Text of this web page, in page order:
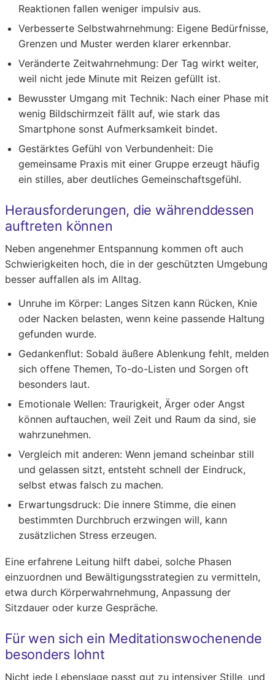
Reaktionen fallen weniger impulsiv aus.
Verbesserte Selbstwahrnehmung: Eigene Bedürfnisse,
Grenzen und Muster werden klarer erkennbar.
Veränderte Zeitwahrnehmung: Der Tag wirkt weiter,
weil nicht jede Minute mit Reizen gefüllt ist.
Bewusster Umgang mit Technik: Nach einer Phase mit
wenig Bildschirmzeit fällt auf, wie stark das
Smartphone sonst Aufmerksamkeit bindet.
Gestärktes Gefühl von Verbundenheit: Die
gemeinsame Praxis mit einer Gruppe erzeugt häufig
ein stilles, aber deutliches Gemeinschaftsgefühl.
Herausforderungen, die währenddessen
auftreten können
Neben angenehmer Entspannung kommen oft auch
Schwierigkeiten hoch, die in der geschützten Umgebung
besser auffallen als im Alltag.
Unruhe im Körper: Langes Sitzen kann Rücken, Knie
oder Nacken belasten, wenn keine passende Haltung
gefunden wurde.
Gedankenflut: Sobald äußere Ablenkung fehlt, melden
sich offene Themen, To-do-Listen und Sorgen oft
besonders laut.
Emotionale Wellen: Traurigkeit, Ärger oder Angst
können auftauchen, weil Zeit und Raum da sind, sie
wahrzunehmen.
Vergleich mit anderen: Wenn jemand scheinbar still
und gelassen sitzt, entsteht schnell der Eindruck,
selbst etwas falsch zu machen.
Erwartungsdruck: Die innere Stimme, die einen
bestimmten Durchbruch erzwingen will, kann
zusätzlichen Stress erzeugen.
Eine erfahrene Leitung hilft dabei, solche Phasen
einzuordnen und Bewältigungsstrategien zu vermitteln,
etwa durch Körperwahrnehmung, Anpassung der
Sitzdauer oder kurze Gespräche.
Für wen sich ein Meditationswochenende
besonders lohnt
Nicht jede Lebenslage passt gut zu intensiver Stille, und